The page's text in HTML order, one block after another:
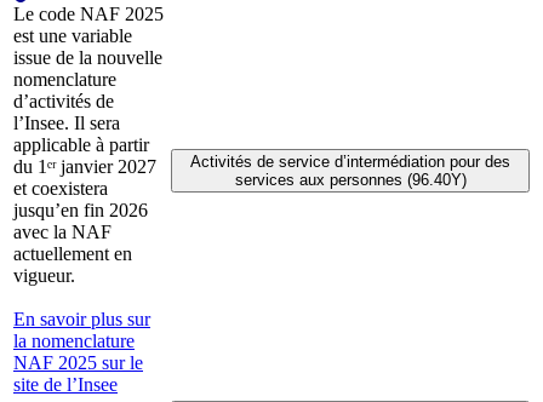
Le code NAF 2025
est une variable
issue de la nouvelle
nomenclature
d’activités de
l’Insee. Il sera
applicable à partir
du 1ᵉʳ janvier 2027
et coexistera
jusqu’en fin 2026
avec la NAF
actuellement en
vigueur.
En savoir plus sur
la nomenclature
NAF 2025 sur le
site de l’Insee
Activités de service d’intermédiation pour des
services aux personnes (96.40Y)